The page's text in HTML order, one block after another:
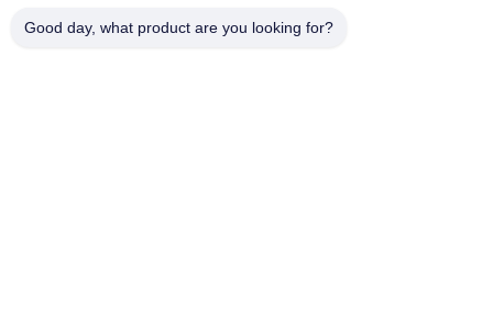
เส้นใยโพลีเอสเตอร์หลักเชื่อมแบบกลวง
Good day, what product are you looking for?